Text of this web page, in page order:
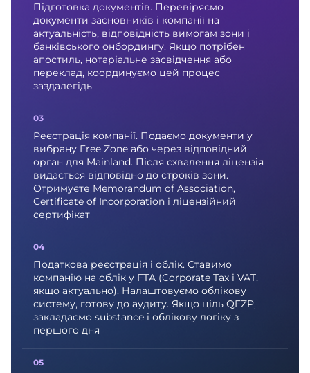
Підготовка документів. Перевіряємо
документи засновників і компанії на
актуальність, відповідність вимогам зони і
банківського онбордингу. Якщо потрібен
апостиль, нотаріальне засвідчення або
переклад, координуємо цей процес
заздалегідь
Реєстрація компанії. Подаємо документи у
вибрану Free Zone або через відповідний
орган для Mainland. Після схвалення ліцензія
видається відповідно до строків зони.
Отримуєте Memorandum of Association,
Certificate of Incorporation і ліцензійний
сертифікат
Податкова реєстрація і облік. Ставимо
компанію на облік у FTA (Corporate Tax і VAT,
якщо актуально). Налаштовуємо облікову
систему, готову до аудиту. Якщо ціль QFZP,
закладаємо substance і облікову логіку з
першого дня